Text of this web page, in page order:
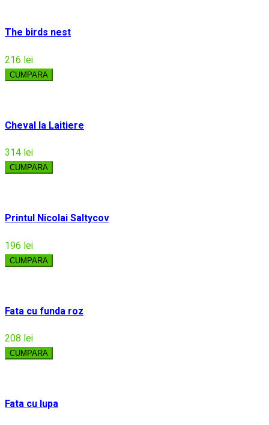
The birds nest
216 lei
CUMPARA
Cheval la Laitiere
314 lei
CUMPARA
Printul Nicolai Saltycov
196 lei
CUMPARA
Fata cu funda roz
208 lei
CUMPARA
Fata cu lupa